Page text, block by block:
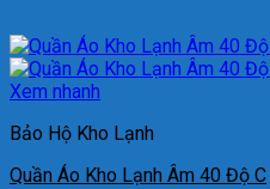
Xem nhanh
Bảo Hộ Kho Lạnh
Quần Áo Kho Lạnh Âm 40 Độ C